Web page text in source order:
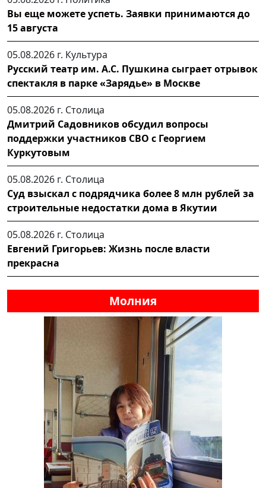
Вы еще можете успеть. Заявки принимаются до
15 августа
05.08.2026 г. Культура
Русский театр им. А.С. Пушкина сыграет отрывок
спектакля в парке «Зарядье» в Москве
05.08.2026 г. Столица
Дмитрий Садовников обсудил вопросы
поддержки участников СВО с Георгием
Куркутовым
05.08.2026 г. Столица
Суд взыскал с подрядчика более 8 млн рублей за
строительные недостатки дома в Якутии
05.08.2026 г. Столица
Евгений Григорьев: Жизнь после власти
прекрасна
Молния